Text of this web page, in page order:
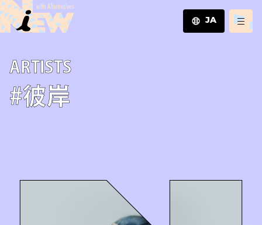
JA
A­R­T­I­S­T­S
#彼岸